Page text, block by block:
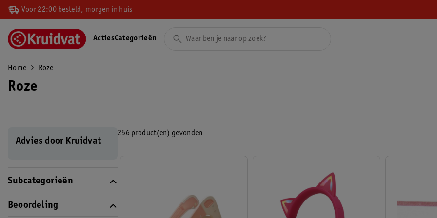
Voor 22:00 besteld, morgen in huis
ActiesCategorieën
Home Roze
Roze
Advies door Kruidvat
Subcategorieën
Beoordeling
256 product(en) gevonden